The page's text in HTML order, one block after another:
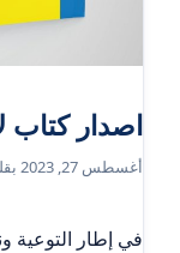
اصدار كتاب
أغسطس 27, 2023
في إطار التوعية